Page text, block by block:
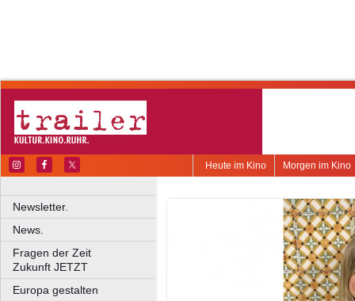
Morgen im Kino
Heute im Kino
Newsletter.
News.
Fragen der Zeit
Zukunft JETZT
Europa gestalten